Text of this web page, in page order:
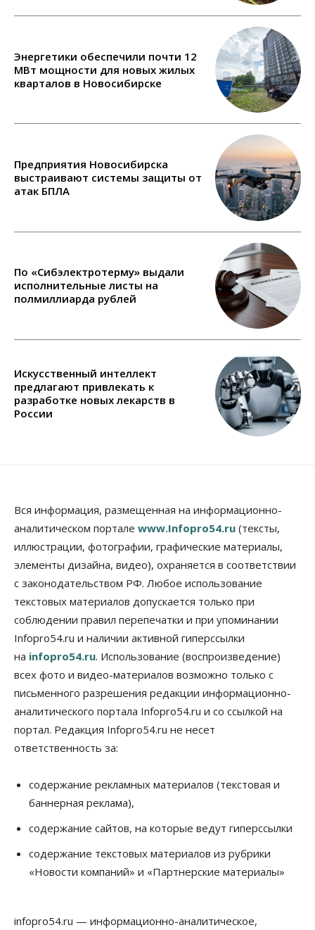
Энергетики обеспечили почти 12
МВт мощности для новых жилых
кварталов в Новосибирске
Предприятия Новосибирска
выстраивают системы защиты от
атак БПЛА
По «Сибэлектротерму» выдали
исполнительные листы на
полмиллиарда рублей
Искусственный интеллект
предлагают привлекать к
разработке новых лекарств в
России
Вся информация, размещенная на информационно-
аналитическом портале www.Infopro54.ru (тексты,
иллюстрации, фотографии, графические материалы,
элементы дизайна, видео), охраняется в соответствии
с законодательством РФ. Любое использование
текстовых материалов допускается только при
соблюдении правил перепечатки и при упоминании
Infopro54.ru и наличии активной гиперссылки
на infopro54.ru. Использование (воспроизведение)
всех фото и видео-материалов возможно только с
письменного разрешения редакции информационно-
аналитического портала Infopro54.ru и со ссылкой на
портал. Редакция Infopro54.ru не несет
ответственность за:
содержание рекламных материалов (текстовая и
баннерная реклама),
содержание сайтов, на которые ведут гиперссылки
содержание текстовых материалов из рубрики
«Новости компаний» и «Партнерские материалы»
infopro54.ru — информационно-аналитическое,